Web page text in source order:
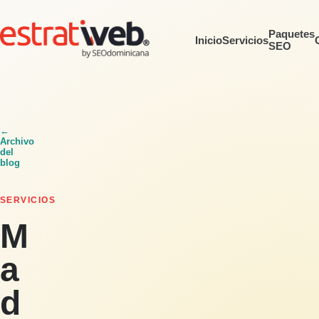
InicioServiciosPaquetes
SEO
←
Archivo
del
blog
SERVICIOS
M
a
d